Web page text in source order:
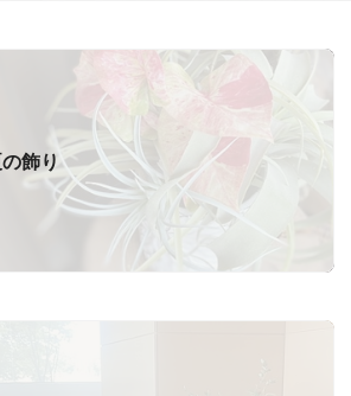
飾り